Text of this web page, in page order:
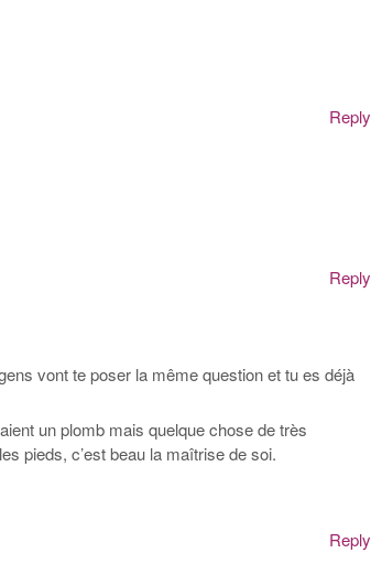
Reply
Reply
vont te poser la même question et tu es déjà
un plomb mais quelque chose de très
pieds, c’est beau la maîtrise de soi.
Reply